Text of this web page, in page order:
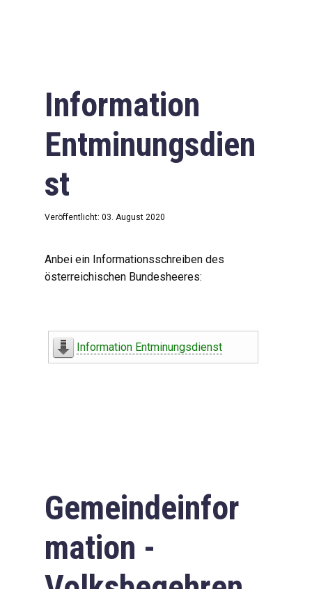
Information
Entminungsdien
st
Veröffentlicht: 03. August 2020
Anbei ein Informationsschreiben des
österreichischen Bundesheeres:
Information Entminungsdienst
Gemeindeinfor
mation -